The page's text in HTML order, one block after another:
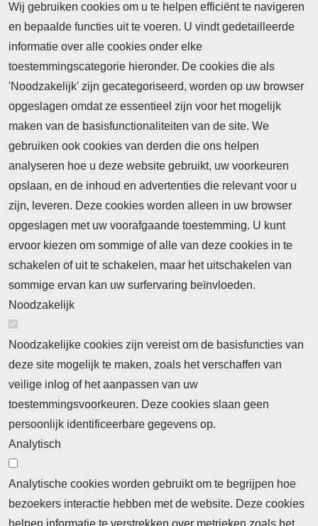
Wij gebruiken cookies om u te helpen efficiënt te navigeren
en bepaalde functies uit te voeren. U vindt gedetailleerde
informatie over alle cookies onder elke
toestemmingscategorie hieronder. De cookies die als
'Noodzakelijk' zijn gecategoriseerd, worden op uw browser
opgeslagen omdat ze essentieel zijn voor het mogelijk
maken van de basisfunctionaliteiten van de site. We
gebruiken ook cookies van derden die ons helpen
analyseren hoe u deze website gebruikt, uw voorkeuren
opslaan, en de inhoud en advertenties die relevant voor u
zijn, leveren. Deze cookies worden alleen in uw browser
opgeslagen met uw voorafgaande toestemming. U kunt
ervoor kiezen om sommige of alle van deze cookies in te
schakelen of uit te schakelen, maar het uitschakelen van
sommige ervan kan uw surfervaring beïnvloeden.
Noodzakelijk
Noodzakelijke cookies zijn vereist om de basisfuncties van
deze site mogelijk te maken, zoals het verschaffen van
veilige inlog of het aanpassen van uw
toestemmingsvoorkeuren. Deze cookies slaan geen
persoonlijk identificeerbare gegevens op.
Analytisch
Analytische cookies worden gebruikt om te begrijpen hoe
bezoekers interactie hebben met de website. Deze cookies
helpen informatie te verstrekken over metrieken zoals het
Nieuws
Neem contact op
Algemene Leveringsvoorwaarden
Cookieverklaring
Privacyverklaring
Abonnementinformatie Inlogprocedure
Nieuws
Laatste nieuws
Meld u aan voor onze nieuwsbrief
Ontvang 2 keer per maand de nieuwsbrief met